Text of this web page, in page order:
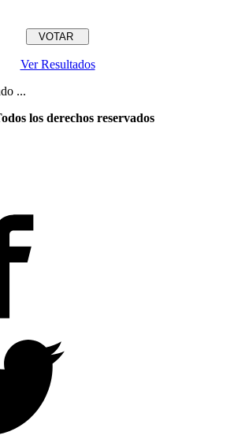
Ver Resultados
...
los derechos reservados